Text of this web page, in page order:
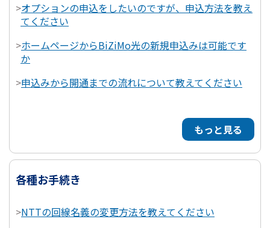
>オプションの申込をしたいのですが、申込方法を教え
てください
>ホームページからBiZiMo光の新規申込みは可能です
か
>申込みから開通までの流れについて教えてください
もっと見る
各種お手続き
>NTTの回線名義の変更方法を教えてください